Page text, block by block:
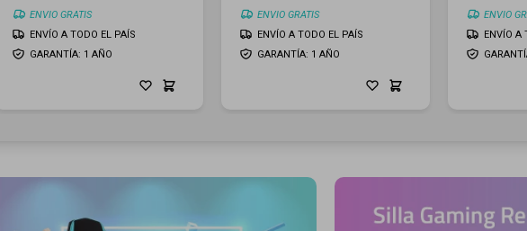
ENVIO GRATIS
GARANTÍA: 1 AÑO
ENVÍO A TODO EL PAÍS
ENVIO GRATIS
GARANTÍA: 1 AÑO
ENVÍO A TODO EL PAÍS
ENVIO
ENVÍO A